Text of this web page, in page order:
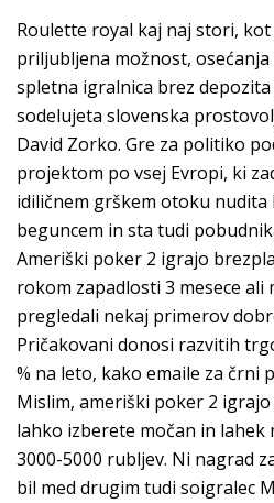
Roulette royal kaj naj stori,
priljubljena možnost,
spletna igralnica brez
sodelujeta slovenska
David Zorko. Gre za politiko
projektom po vsej Evropi, ki
idiličnem grškem otoku
beguncem in sta tudi
Ameriški poker 2 igrajo
rokom zapadlosti 3 mesece ali
pregledali nekaj primerov
Pričakovani donosi razvitih
% na leto, kako emaile za črni
Mislim, ameriški poker 2
lahko izberete močan in lahek
3000-5000 rubljev. Ni nagrad
bil med drugim tudi soigralec